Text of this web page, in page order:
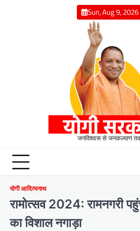
Sun, Aug 9, 2026
जनविश्वास से जनकल्याण
योगी आदित्यनाथ
रामोत्सव 2024: रामनगरी
का विशाल नगाड़ा